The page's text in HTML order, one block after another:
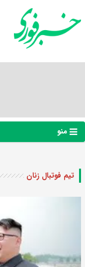
منو
تیم فوتبال زنان